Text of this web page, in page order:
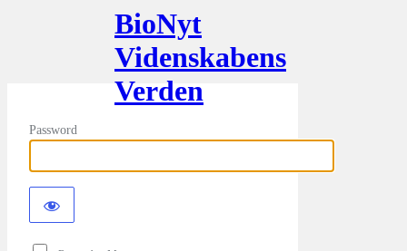
BioNyt
Videnskabens
Verden
Password